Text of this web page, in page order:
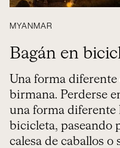
MYANMAR
Bagán en
Una forma
birmana. Perderse
una forma diferente
bicicleta, paseando
calesa de caballos o